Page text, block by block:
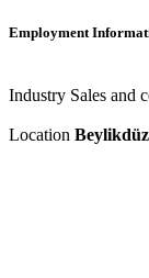
Employment
Industry Sales and
Location